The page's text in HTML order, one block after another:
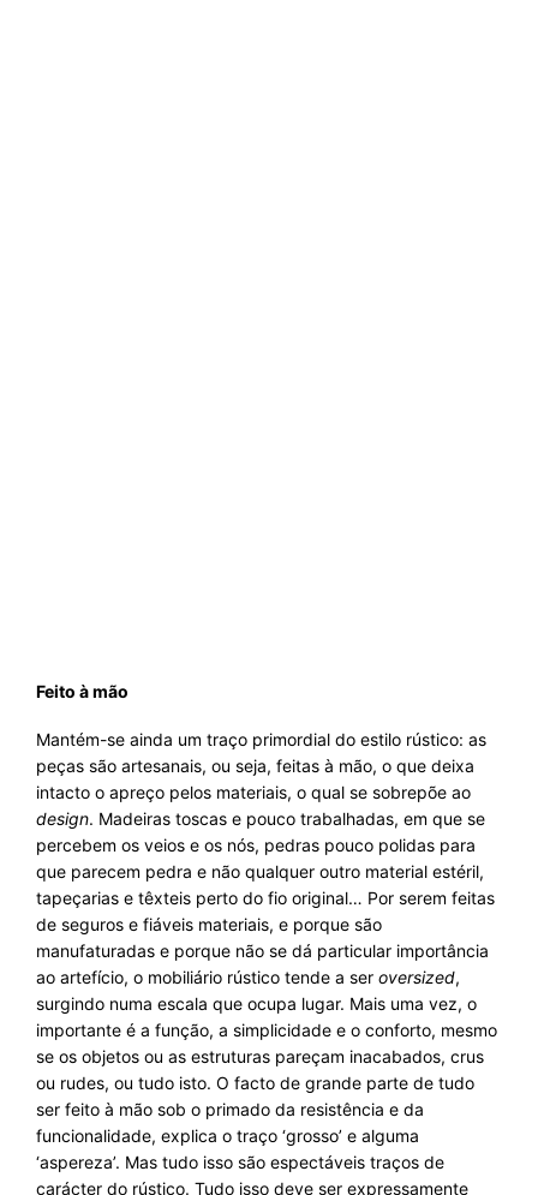
Feito à mão
Mantém-se ainda um traço primordial do estilo rústico: as
peças são artesanais, ou seja, feitas à mão, o que deixa
intacto o apreço pelos materiais, o qual se sobrepõe ao
design. Madeiras toscas e pouco trabalhadas, em que se
percebem os veios e os nós, pedras pouco polidas para
que parecem pedra e não qualquer outro material estéril,
tapeçarias e têxteis perto do fio original… Por serem feitas
de seguros e fiáveis materiais, e porque são
manufaturadas e porque não se dá particular importância
ao artefício, o mobiliário rústico tende a ser oversized,
surgindo numa escala que ocupa lugar. Mais uma vez, o
importante é a função, a simplicidade e o conforto, mesmo
se os objetos ou as estruturas pareçam inacabados, crus
ou rudes, ou tudo isto. O facto de grande parte de tudo
ser feito à mão sob o primado da resistência e da
funcionalidade, explica o traço ‘grosso’ e alguma
‘aspereza’. Mas tudo isso são espectáveis traços de
carácter do rústico. Tudo isso deve ser expressamente